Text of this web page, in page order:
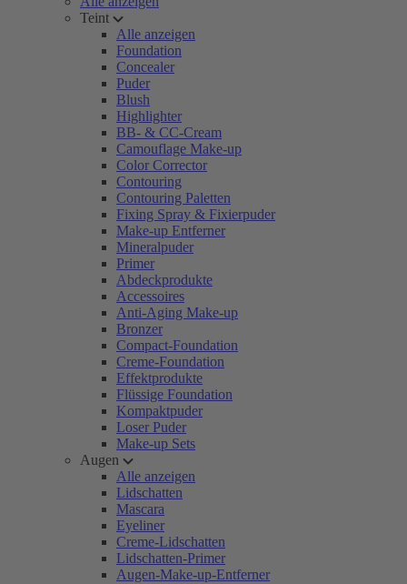
Teint
Alle anzeigen
Foundation
Concealer
Puder
Blush
Highlighter
BB- & CC-Cream
Camouflage Make-up
Color Corrector
Contouring
Contouring Paletten
Fixing Spray & Fixierpuder
Make-up Entferner
Mineralpuder
Primer
Abdeckprodukte
Accessoires
Anti-Aging Make-up
Bronzer
Compact-Foundation
Creme-Foundation
Effektprodukte
Flüssige Foundation
Kompaktpuder
Loser Puder
Make-up Sets
Augen
Alle anzeigen
Lidschatten
Mascara
Eyeliner
Creme-Lidschatten
Lidschatten-Primer
Augen-Make-up-Entferner